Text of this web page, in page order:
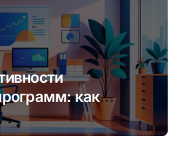
как
прибыльную
мониторинга